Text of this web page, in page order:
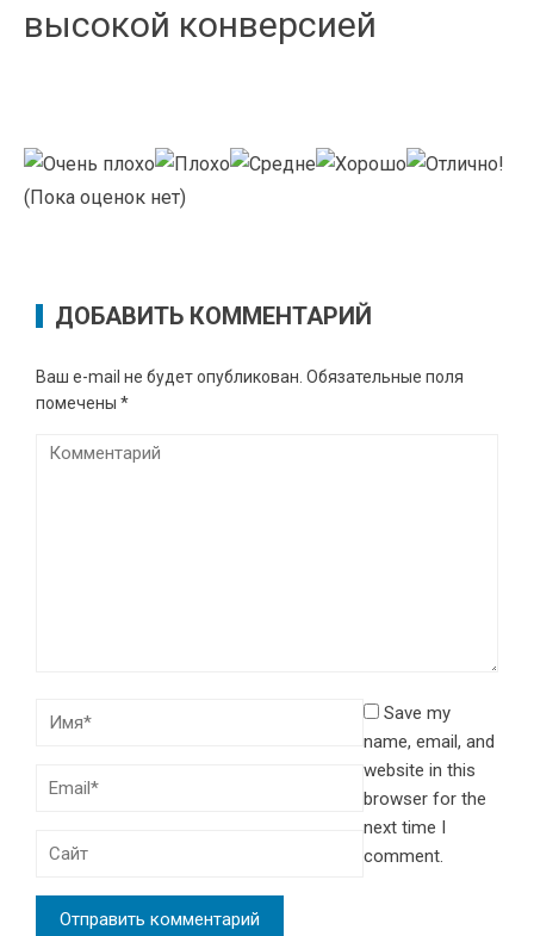
высокой конверсией
(Пока оценок нет)
ДОБАВИТЬ КОММЕНТАРИЙ
Ваш e-mail не будет опубликован. Обязательные поля
помечены *
Save my
name, email, and
website in this
browser for the
next time I
comment.